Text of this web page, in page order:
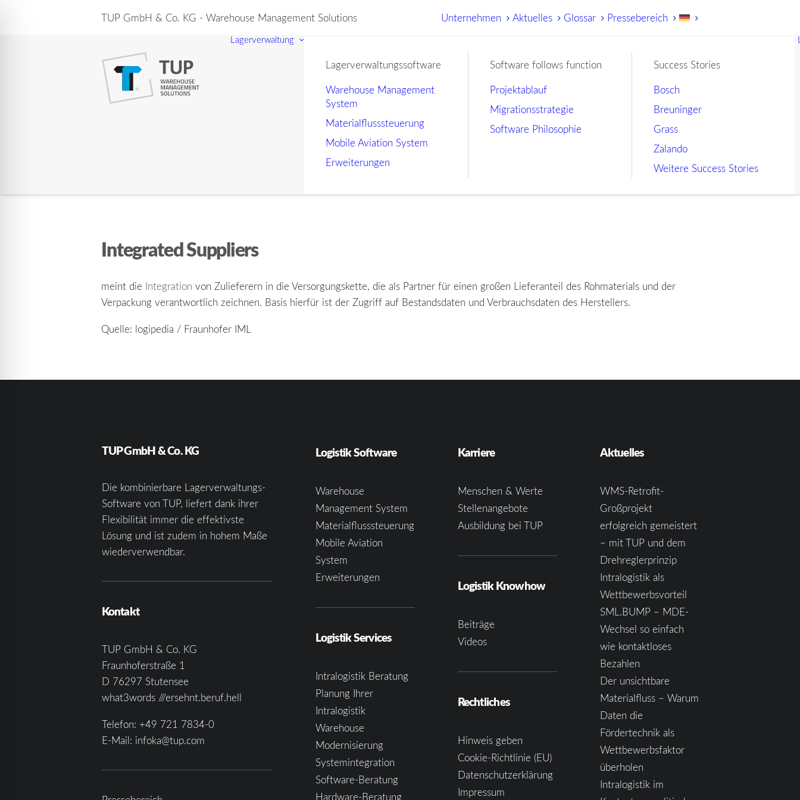
TUP GmbH & Co. KG - Warehouse Management Solutions Unternehmen Aktuelles Glossar Pressebereich
Lagerverwaltung
Lagerverwaltungssoftware
Warehouse Management
System
Materialflusssteuerung
Mobile Aviation System
Erweiterungen
Software follows function
Projektablauf
Migrationsstrategie
Software Philosophie
Success Stories
Bosch
Breuninger
Grass
Zalando
Weitere Success Stories
Integrated Suppliers
meint die Integration von Zulieferern in die Versorgungskette, die als Partner für einen großen Lieferanteil des Rohmaterials und der
Verpackung verantwortlich zeichnen. Basis hierfür ist der Zugriff auf Bestandsdaten und Verbrauchsdaten des Herstellers.
Quelle: logipedia / Fraunhofer IML
TUP GmbH & Co. KG
Die kombinierbare Lagerverwaltungs-
Software von TUP, liefert dank ihrer
Flexibilität immer die effektivste
Lösung und ist zudem in hohem Maße
wiederverwendbar.
Kontakt
TUP GmbH & Co. KG
Fraunhoferstraße 1
D 76297 Stutensee
what3words ///ersehnt.beruf.hell
Telefon: +49 721 7834-0
E-Mail: infoka@tup.com
Logistik Software
Warehouse
Management System
Materialflusssteuerung
Mobile Aviation
System
Erweiterungen
Logistik Services
Intralogistik Beratung
Planung Ihrer
Intralogistik
Warehouse
Modernisierung
Systemintegration
Software-Beratung
Hardware-Beratung
Karriere
Menschen & Werte
Stellenangebote
Ausbildung bei TUP
Logistik Knowhow
Beiträge
Videos
Rechtliches
Hinweis geben
Cookie-Richtlinie (EU)
Datenschutzerklärung
Impressum
Aktuelles
WMS-Retrofit-
Großprojekt
erfolgreich gemeistert
– mit TUP und dem
Drehreglerprinzip
Intralogistik als
Wettbewerbsvorteil
SML.BUMP – MDE-
Wechsel so einfach
wie kontaktloses
Bezahlen
Der unsichtbare
Materialfluss – Warum
Daten die
Fördertechnik als
Wettbewerbsfaktor
überholen
Intralogistik im